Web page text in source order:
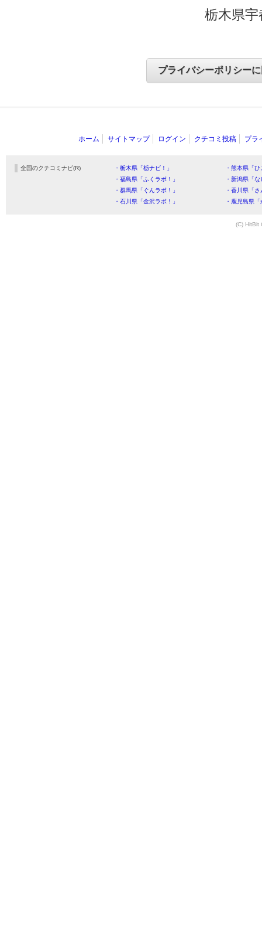
栃木県
ホーム サイトマップ ログイン クチコミ投稿 プラ
全国のクチコミナビ(R) ・栃木県「栃ナビ！」
・熊本県「
・福島県「ふくラボ！」
・新潟県「
・群馬県「ぐんラボ！」
・香川県「
・石川県「金沢ラボ！」
・鹿児島県
(C) HitBit